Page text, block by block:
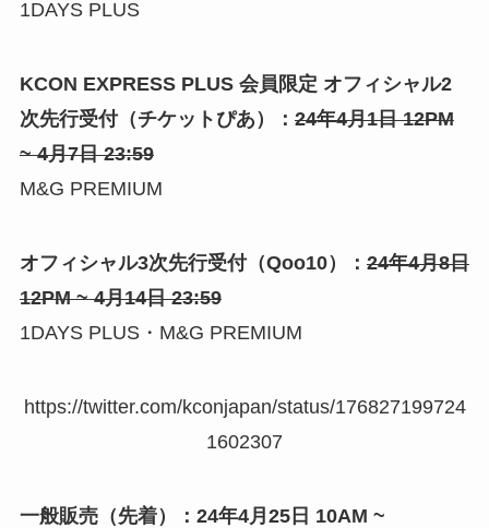
1DAYS PLUS
KCON EXPRESS PLUS 会員限定 オフィシャル2
次先行受付（チケットぴあ）： 24年4月1日 12PM
~ 4月7日 23:59
M&G PREMIUM
オフィシャル3次先行受付（Qoo10）： 24年4月8日
12PM ~ 4月14日 23:59
1DAYS PLUS・M&G PREMIUM
https://twitter.com/kconjapan/status/176827199724
1602307
一般販売（先着）：24年4月25日 10AM ~